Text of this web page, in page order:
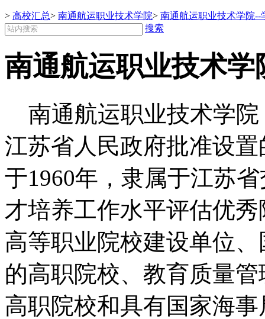
> 高校汇总> 南通航运职业技术学院> 南通航运职业技术学院--
搜索
南通航运职业技术学
南通航运职业技术学院
江苏省人民政府批准设
于1960年，隶属于江苏
才培养工作水平评估优
高等职业院校建设单位
的高职院校、教育质量
高职院校和具有国家海